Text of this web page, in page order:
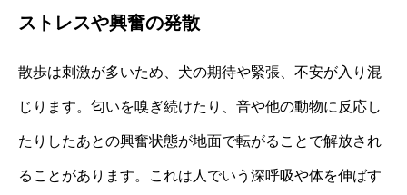
ストレスや興奮の発散
散歩は刺激が多いため、犬の期待や緊張、不安が入り混
じります。匂いを嗅ぎ続けたり、音や他の動物に反応し
たりしたあとの興奮状態が地面で転がることで解放され
ることがあります。これは人でいう深呼吸や体を伸ばす